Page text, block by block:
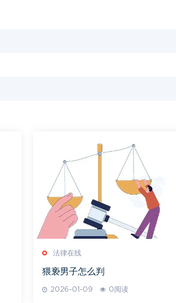
法律在线
猥亵男子怎么判
2026-01-09 0阅读